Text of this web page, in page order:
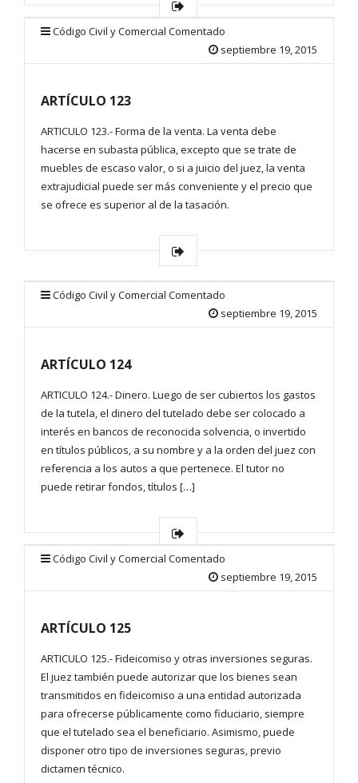
Código Civil y Comercial Comentado
septiembre 19, 2015
ARTÍCULO 123
ARTICULO 123.- Forma de la venta. La venta debe
hacerse en subasta pública, excepto que se trate de
muebles de escaso valor, o si a juicio del juez, la venta
extrajudicial puede ser más conveniente y el precio que
se ofrece es superior al de la tasación.
Código Civil y Comercial Comentado
septiembre 19, 2015
ARTÍCULO 124
ARTICULO 124.- Dinero. Luego de ser cubiertos los gastos
de la tutela, el dinero del tutelado debe ser colocado a
interés en bancos de reconocida solvencia, o invertido
en títulos públicos, a su nombre y a la orden del juez con
referencia a los autos a que pertenece. El tutor no
puede retirar fondos, títulos […]
Código Civil y Comercial Comentado
septiembre 19, 2015
ARTÍCULO 125
ARTICULO 125.- Fideicomiso y otras inversiones seguras.
El juez también puede autorizar que los bienes sean
transmitidos en fideicomiso a una entidad autorizada
para ofrecerse públicamente como fiduciario, siempre
que el tutelado sea el beneficiario. Asimismo, puede
disponer otro tipo de inversiones seguras, previo
dictamen técnico.